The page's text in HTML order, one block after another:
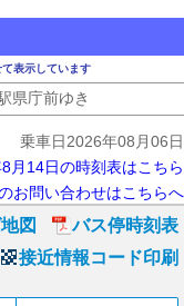
表示しています
県庁前ゆき
乗車日2026年08月06日
月14日の時刻表はこちら
お問い合わせはこちらへ
図
バス停時刻表
接近情報コード印刷